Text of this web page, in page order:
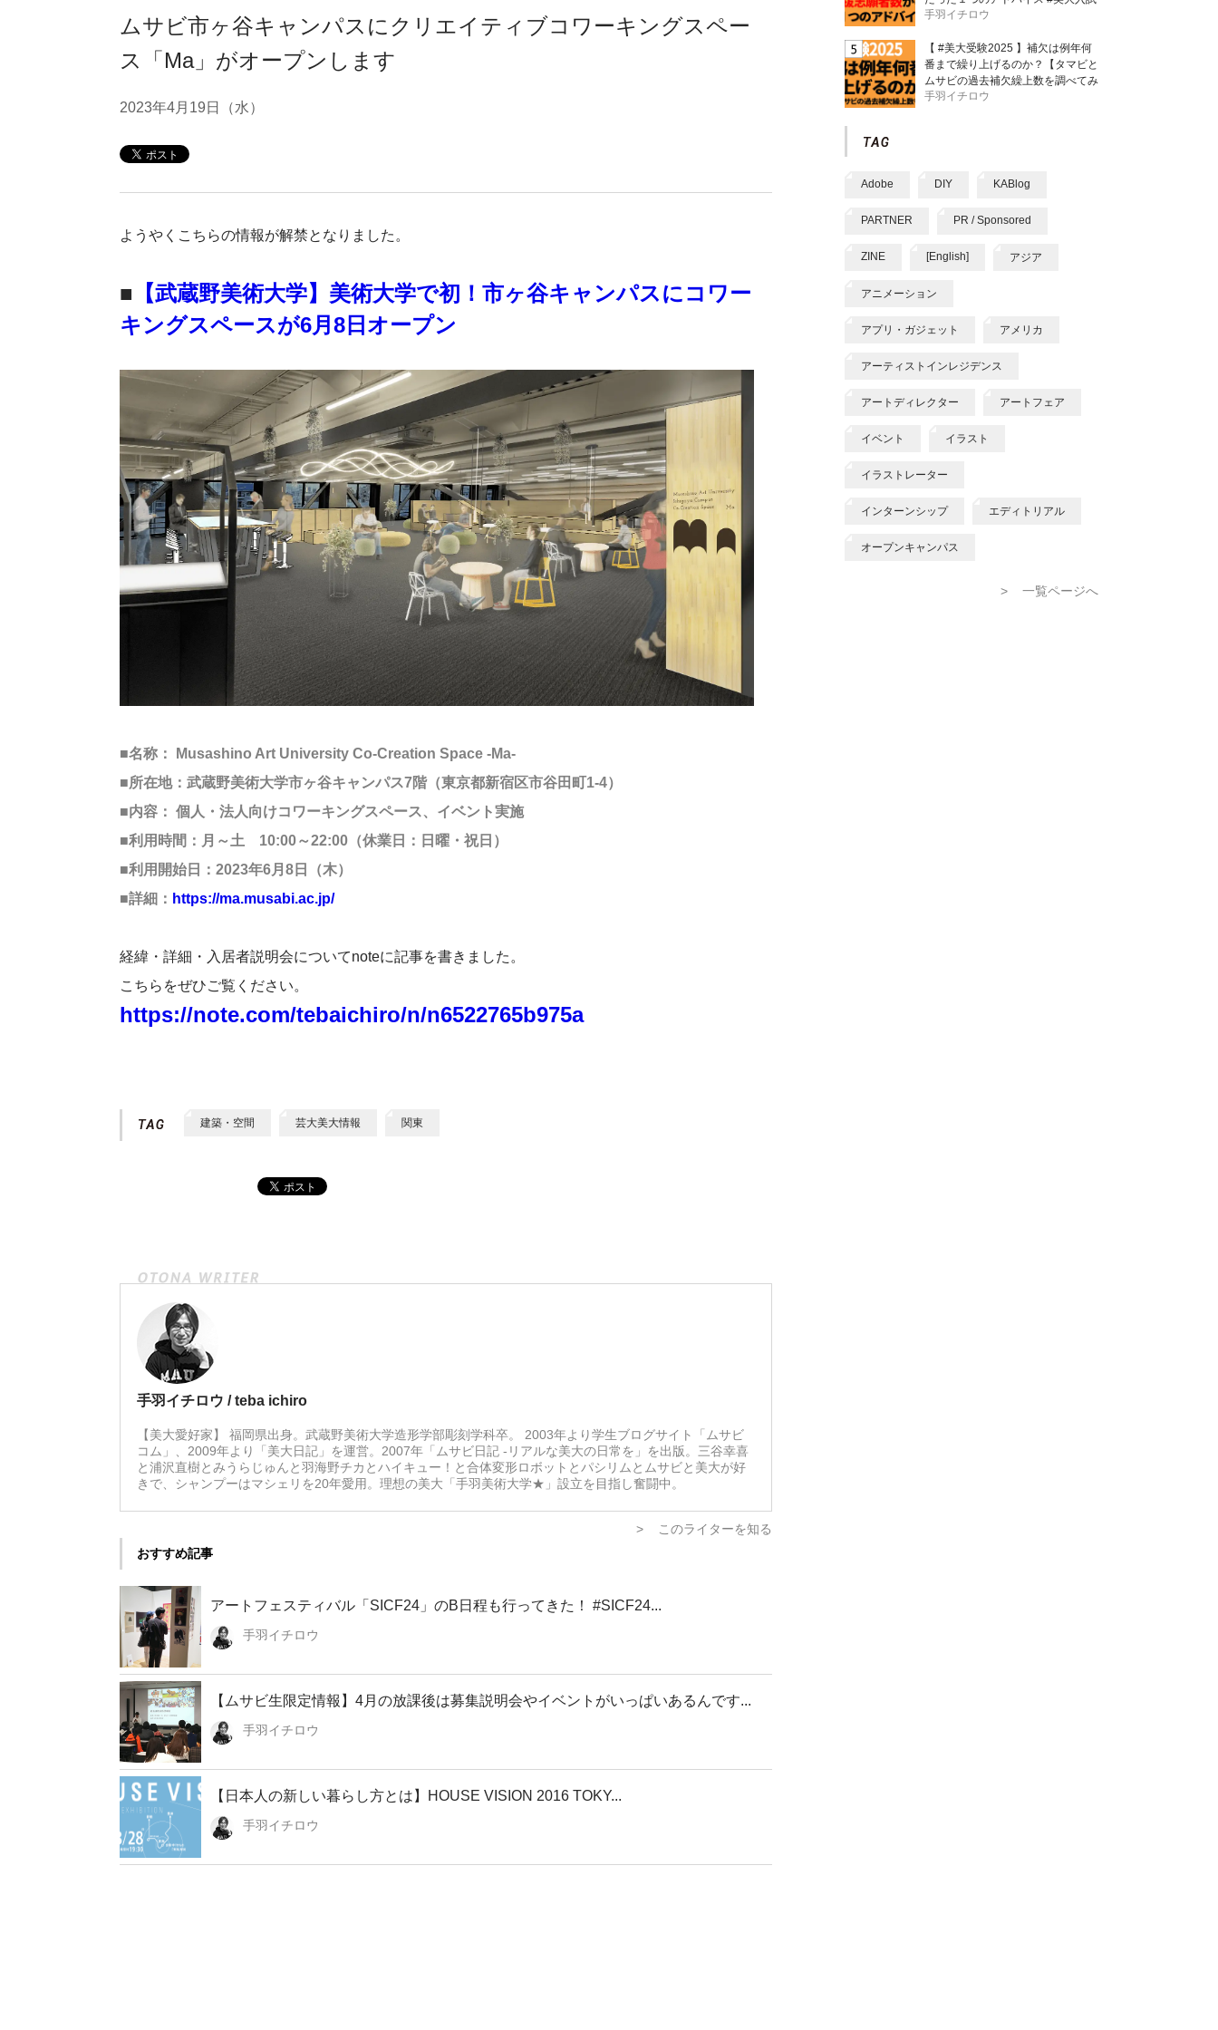
ムサビ市ヶ谷キャンパスにクリエイティブコワーキングスペー
ス「Ma」がオープンします
2023年4月19日（水）
ようやくこちらの情報が解禁となりました。
■ 【武蔵野美術大学】美術大学で初！市ヶ谷キャンパスにコワー
キングスペースが6月8日オープン
■名称： Musashino Art University Co-Creation Space -Ma-
■所在地：武蔵野美術大学市ヶ谷キャンパス7階（東京都新宿区市谷田町1-4）
■内容： 個人・法人向けコワーキングスペース、イベント実施
■利用時間：月～土 10:00～22:00（休業日：日曜・祝日）
■利用開始日：2023年6月8日（木）
■詳細： https://ma.musabi.ac.jp/
経緯・詳細・入居者説明会についてnoteに記事を書きました。
こちらをぜひご覧ください。
https://note.com/tebaichiro/n/n6522765b975a
建築・空間 芸大美大情報 関東
手羽イチロウ / teba ichiro
【美大愛好家】 福岡県出身。武蔵野美術大学造形学部彫刻学科卒。 2003年より学生ブログサイト「ムサビ
コム」、2009年より「美大日記」を運営。2007年「ムサビ日記 -リアルな美大の日常を」を出版。三谷幸喜
と浦沢直樹とみうらじゅんと羽海野チカとハイキュー！と合体変形ロボットとパシリムとムサビと美大が好
きで、シャンプーはマシェリを20年愛用。理想の美大「手羽美術大学★」設立を目指し奮闘中。
>
このライターを知る
おすすめ記事
アートフェスティバル「SICF24」のB日程も行ってきた！ #SICF24...
手羽イチロウ
【ムサビ生限定情報】4月の放課後は募集説明会やイベントがいっぱいあるんです...
手羽イチロウ
【日本人の新しい暮らし方とは】HOUSE VISION 2016 TOKY...
手羽イチロウ
手羽イチロウ
【 #美大受験2025 】補欠は例年何
番まで繰り上げるのか？【タマビと
ムサビの過去補欠繰上数を調べてみ
た】
手羽イチロウ
Adobe DIY KABlog
PARTNER PR / Sponsored
ZINE [English] アジア
アニメーション
アプリ・ガジェット アメリカ
アーティストインレジデンス
アートディレクター アートフェア
イベント イラスト
イラストレーター
インターンシップ エディトリアル
オープンキャンパス
> 一覧ページへ